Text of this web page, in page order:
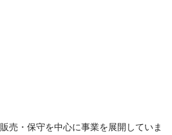
売・保守を中心に事業を展開していま